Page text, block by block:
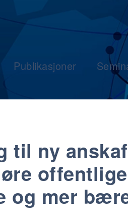
Publikasjoner
til ny
og mer